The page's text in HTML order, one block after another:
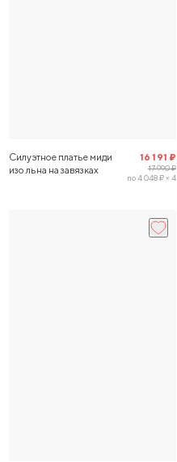
Силуэтное платье миди
изо льна на завязках
16 191 ₽
17 990 ₽
по 4 048 ₽ × 4